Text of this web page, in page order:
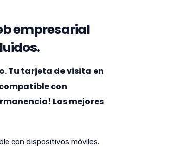
empresarial
Tu tarjeta de visita en
con
Los mejores
con dispositivos móviles.